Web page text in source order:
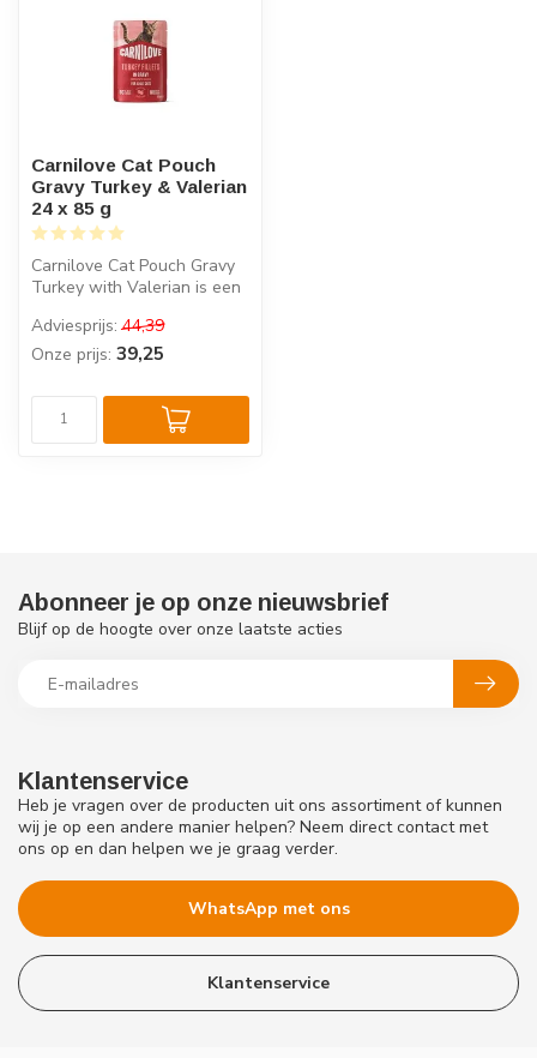
Carnilove Cat Pouch
Gravy Turkey & Valerian
24 x 85 g
Carnilove Cat Pouch Gravy
Turkey with Valerian is een
volw...
Adviesprijs: 44,39
Onze prijs: 39,25
Klantenservice
Heb je vragen over de producten uit ons assortiment of kunnen
wij je op een andere manier helpen? Neem direct contact met
ons op en dan helpen we je graag verder.
WhatsApp met ons
Klantenservice
Abonneer je op onze nieuwsbrief
Blijf op de hoogte over onze laatste acties